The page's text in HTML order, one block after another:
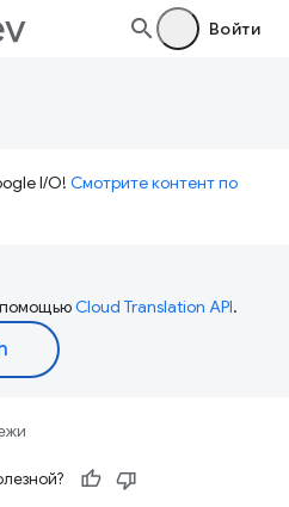
Войти
I/O! Смотрите контент по
Cloud Translation API.